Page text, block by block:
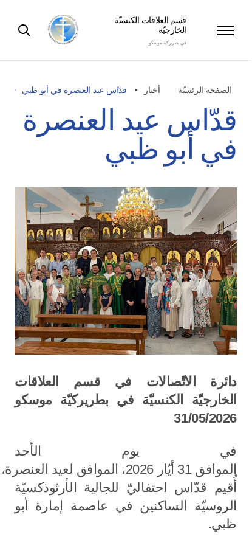
قسم العلاقات الكنسيّة
الخارجيّة
في بطريركية موسكو
الصفحة الرئسيّة أخبار قدّاس عيد العنصرة في أبو ظبي
قدّاس عيد العنصرة
في أبو ظبي
دائرة الاتّصالات في قسم العلاقات
الخارجيّة الكنسيّة في بطريركيّة موسكو
31/05/2026
في يوم الأحد
الموافق 31 أيّار 2026، الموافق لعيد العنصرة،
أُقيم قدّاس احتفاليّ للجالية الأرثوذكسيّة
الروسيّة الساكنين في عاصمة إمارة أبو
ظبي.